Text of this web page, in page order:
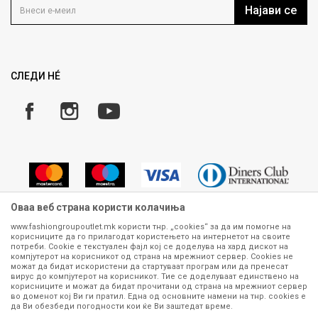
Кариера
Како да купите
Замена и рефундација на производи
Плаќање
Најави се
СЛЕДИ НÉ
Сите информации околу производите кои се изложени на нашата
онлајн продавница се стремиме да бидат конкретни, точни и прецизни,
меѓутоа не можеме да гарантираме дека се без ниту една грешка или
пак дека сите производи во моментот се достапни на залиха.
Фотографиите се најверодостојниот приказ на производот. Доколку
дојде до потреба за замена на производ или рефундација, процедурата
Оваа веб страна користи колачиња
www.fashiongroupoutlet.mk користи тнр. „cookies“ за да им помогне на
корисниците да го прилагодат користењето на интернетот на своите
потреби. Cookie е текстуален фајл кој се доделува на хард дискот на
компјутерот на корисникот од страна на мрежниот сервер. Cookies не
можат да бидат искористени да стартуваат програм или да пренесат
вирус до компјутерот на корисникот. Тие се доделуваат единствено на
корисниците и можат да бидат прочитани од страна на мрежниот сервер
во доменот кој Ви ги пратил. Една од основните намени на тнр. сookies е
да Ви обезбеди погодности кои ќе Ви заштедат време.